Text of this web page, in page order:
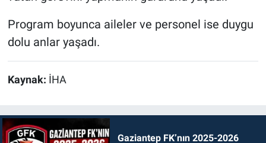
Program boyunca aileler ve personel ise duygu
dolu anlar yaşadı.
Kaynak: İHA
Gaziantep FK’nın 2025-2026